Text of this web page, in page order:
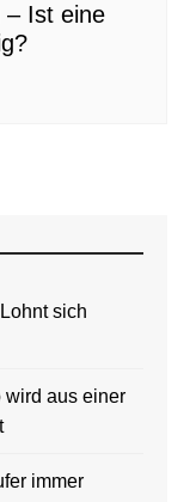
– Ist eine
sich
wird aus einer
immer